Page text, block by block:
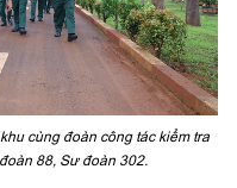
cùng đoàn công tác kiểm tra
88, Sư đoàn 302.